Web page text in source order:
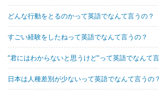
どんな行動をとるのかって英語でなんて言うの？
すごい経験をしたねって英語でなんて言うの？
“君にはわからないと思うけど“って英語でなんて
日本は人種差別が少ないって英語でなんて言うの？